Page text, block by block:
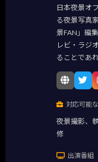
日本夜景オ
る夜景写真
景FAN」編
レビ・ラジ
ることであ
対応可能
夜景撮影、
修
出演番組